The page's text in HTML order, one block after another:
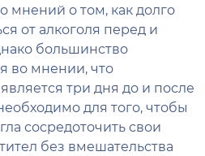
мнений о том, как долго
от алкоголя перед и
большинство
во мнении, что
три дня до и после
для того, чтобы
сосредоточить свои
без вмешательства